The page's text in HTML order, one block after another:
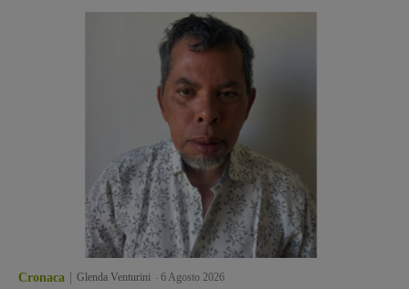
Cronaca Glenda Venturini 6 Agosto 2026